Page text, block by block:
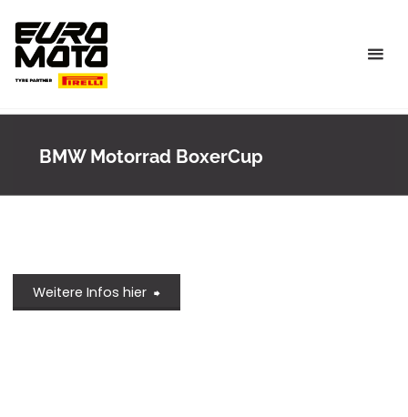
content
BMW Motorrad BoxerCup
Weitere Infos hier